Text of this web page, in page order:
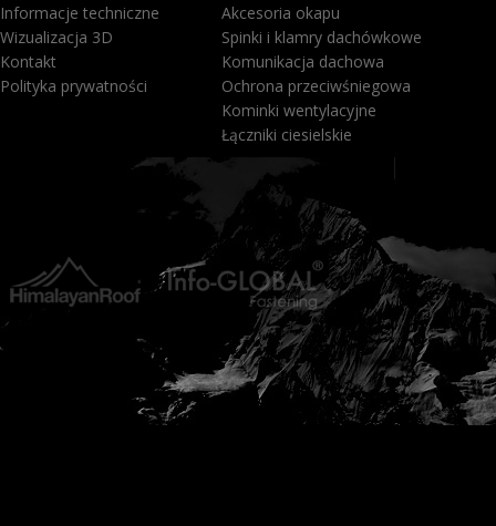
Informacje techniczne
Wizualizacja 3D
Kontakt
Polityka prywatności
Akcesoria okapu
Spinki i klamry dachówkowe
Komunikacja dachowa
Ochrona przeciwśniegowa
Kominki wentylacyjne
Łączniki ciesielskie